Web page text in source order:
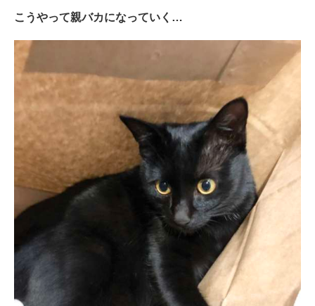
こうやって親バカになっていく…
PECOアプリをダウンロード済みの方